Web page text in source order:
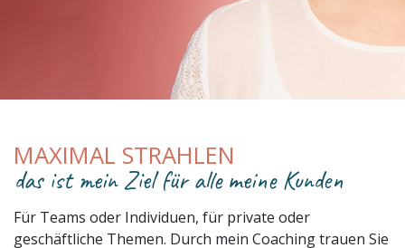
MAXIMAL STRAHLEN
das ist mein Ziel für alle meine Kunden
Für Teams oder Individuen, für private oder
geschäftliche Themen. Durch mein Coaching trauen Sie